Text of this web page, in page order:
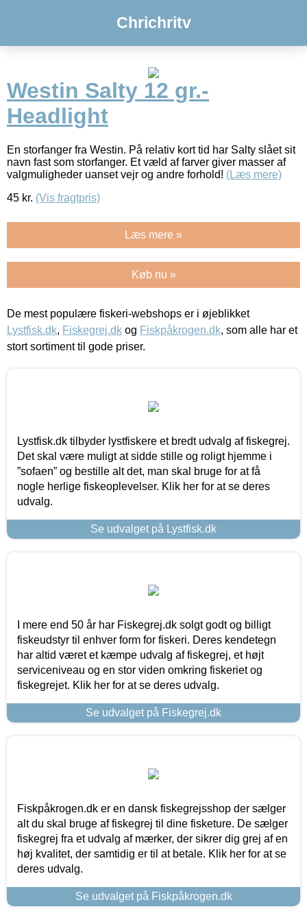
Chrichritv
Westin Salty 12 gr.-
Headlight
En storfanger fra Westin. På relativ kort tid har Salty slået sit
navn fast som storfanger. Et væld af farver giver masser af
valgmuligheder uanset vejr og andre forhold! (Læs mere)
45 kr. (Vis fragtpris)
Læs mere »
Køb nu »
De mest populære fiskeri-webshops er i øjeblikket
Lystfisk.dk, Fiskegrej.dk og Fiskpåkrogen.dk, som alle har et
stort sortiment til gode priser.
Lystfisk.dk tilbyder lystfiskere et bredt udvalg af fiskegrej.
Det skal være muligt at sidde stille og roligt hjemme i
”sofaen” og bestille alt det, man skal bruge for at få
nogle herlige fiskeoplevelser. Klik her for at se deres
udvalg.
Se udvalget på Lystfisk.dk
I mere end 50 år har Fiskegrej.dk solgt godt og billigt
fiskeudstyr til enhver form for fiskeri. Deres kendetegn
har altid været et kæmpe udvalg af fiskegrej, et højt
serviceniveau og en stor viden omkring fiskeriet og
fiskegrejet. Klik her for at se deres udvalg.
Se udvalget på Fiskegrej.dk
Fiskpåkrogen.dk er en dansk fiskegrejsshop der sælger
alt du skal bruge af fiskegrej til dine fisketure. De sælger
fiskegrej fra et udvalg af mærker, der sikrer dig grej af en
høj kvalitet, der samtidig er til at betale. Klik her for at se
deres udvalg.
Se udvalget på Fiskpåkrogen.dk